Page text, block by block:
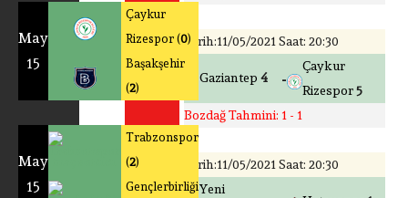
Puan
Tarih:11/05/2021 Saat: 20:30
Gaziantep 4 -
Çaykur
Rizespor5
Bozdağ Tahmini: 1 - 1
Puan
Tarih:11/05/2021 Saat: 20:30
Yeni
May
15
Çaykur
Rizespor (0)
Başakşehir
(2)
May
15
Trabzonspor
(2)
Gençlerbirliği